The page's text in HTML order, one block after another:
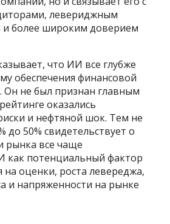
левериджным
более широким доверием
что ИИ все глубже
обеспечения финансовой
Он не был признан главным
оказались
и нефтяной шок. Тем не
до 50% свидетельствует о
рынка все чаще
как потенциальный фактор
на оценки, роста левереджа,
и напряженности на рынке